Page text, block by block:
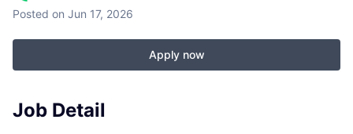
Posted on Jun 17, 2026
Apply now
Job Detail